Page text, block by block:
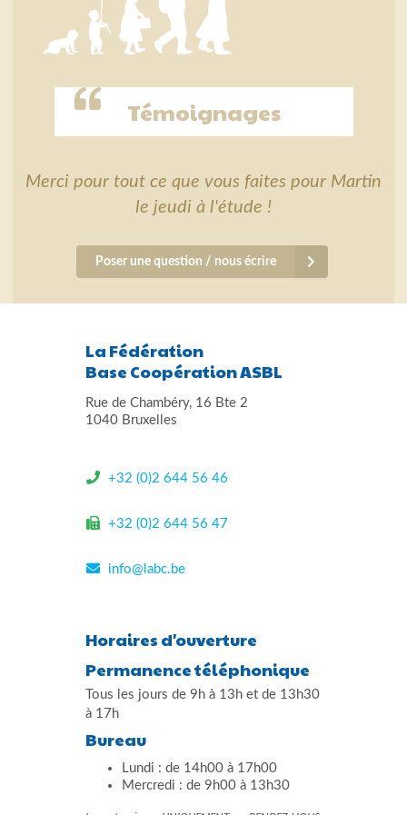
Témoignages
Merci pour tout ce que vous faites pour Martin
le jeudi à l'étude !
Poser une question / nous écrire
La Fédération
Base Coopération ASBL
Rue de Chambéry, 16 Bte 2
1040 Bruxelles
+32 (0)2 644 56 46
+32 (0)2 644 56 47
info@labc.be
Horaires d'ouverture
Permanence téléphonique
Tous les jours de 9h à 13h et de 13h30
à 17h
Bureau
Lundi : de 14h00 à 17h00
Mercredi : de 9h00 à 13h30